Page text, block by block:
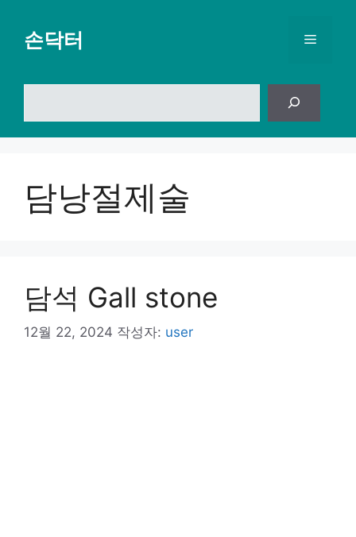
손닥터 메
뉴
담낭절제술
담석 Gall stone
12월 22, 2024 작성자: user